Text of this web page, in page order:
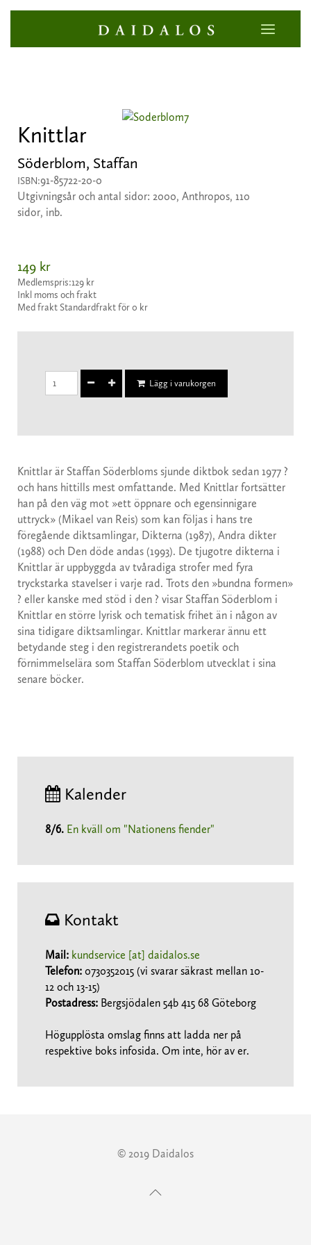
Knittlar
Söderblom, Staffan
ISBN:91-85722-20-0
Utgivningsår och antal sidor: 2000, Anthropos, 110
sidor, inb.
149 kr
Medlemspris:129 kr
Inkl moms och frakt
Med frakt Standardfrakt för 0 kr
Lägg i varukorgen
Knittlar är Staffan Söderbloms sjunde diktbok sedan 1977 ?
och hans hittills mest omfattande. Med Knittlar fortsätter
han på den väg mot »ett öppnare och egensinnigare
uttryck» (Mikael van Reis) som kan följas i hans tre
föregående diktsamlingar, Dikterna (1987), Andra dikter
(1988) och Den döde andas (1993). De tjugotre dikterna i
Knittlar är uppbyggda av tvåradiga strofer med fyra
tryckstarka stavelser i varje rad. Trots den »bundna formen»
? eller kanske med stöd i den ? visar Staffan Söderblom i
Knittlar en större lyrisk och tematisk frihet än i någon av
sina tidigare diktsamlingar. Knittlar markerar ännu ett
betydande steg i den registrerandets poetik och
förnimmelselära som Staffan Söderblom utvecklat i sina
senare böcker.
Kalender
8/6. En kväll om "Nationens fiender"
Kontakt
Mail: kundservice [at] daidalos.se
Telefon: 0730352015 (vi svarar säkrast mellan 10-
12 och 13-15)
Postadress: Bergsjödalen 54b 415 68 Göteborg
Högupplösta omslag finns att ladda ner på
respektive boks infosida. Om inte, hör av er.
© 2019 Daidalos